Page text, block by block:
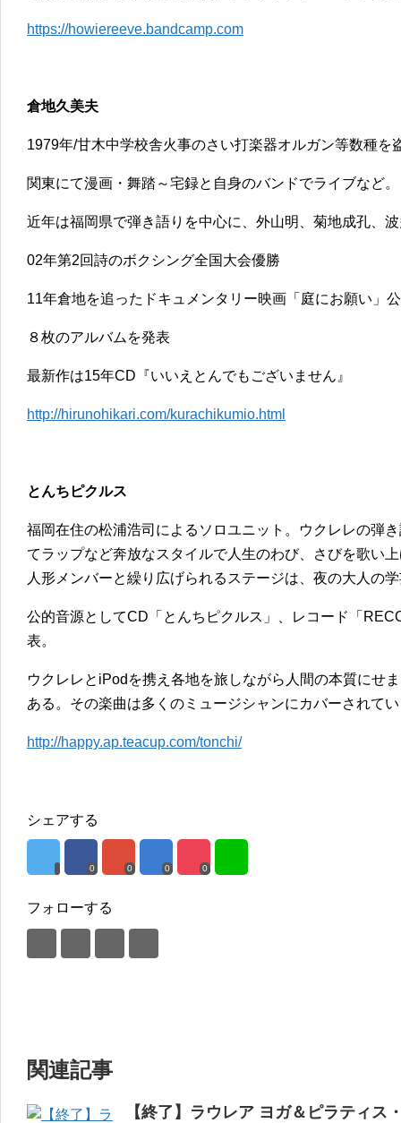
https://howiereeve.bandcamp.com
倉地久美夫
1979年/甘木中学校舎火事のさい打楽器オルガン等数種を
関東にて漫画・舞踏～宅録と自身のバンドでライブなど。
近年は福岡県で弾き語りを中心に、外山明、菊地成孔、
02年第2回詩のボクシング全国大会優勝
11年倉地を追ったドキュメンタリー映画「庭にお願い」
８枚のアルバムを発表
最新作は15年CD『いいえとんでもございません』
http://hirunohikari.com/kurachikumio.html
とんちピクルス
福岡在住の松浦浩司によるソロユニット。ウクレレの弾
てラップなど奔放なスタイルで人生のわび、さびを歌い
人形メンバーと繰り広げられるステージは、夜の大人の
公的音源としてCD「とんちピクルス」、レコード「
表。
ウクレレとiPodを携え各地を旅しながら人間の本質にせ
ある。その楽曲は多くのミュージシャンにカバーされて
http://happy.ap.teacup.com/tonchi/
シェアする
0 0 0 0
フォローする
関連記事
【終了】ラウレア ヨガ＆ピラティス